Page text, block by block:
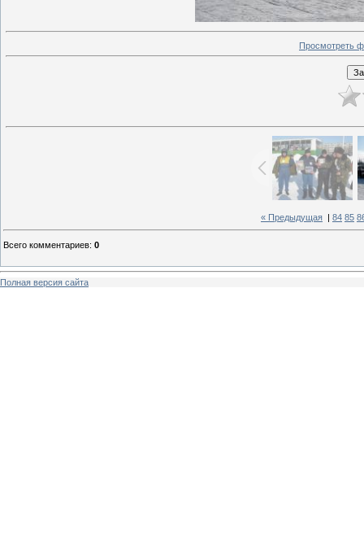
Просмотреть
« Предыдущая 84 85
Всего комментариев: 0
Полная версия сайта